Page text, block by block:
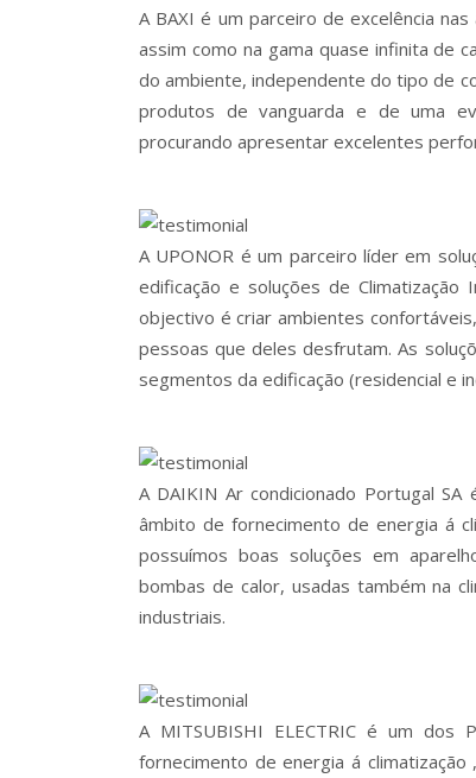
A BAXI é um parceiro de excelência
assim como na gama quase infinita de
do ambiente, independente do tipo de
produtos de vanguarda e de uma
procurando apresentar excelentes
A UPONOR é um parceiro líder em
edificação e soluções de Climatização
objectivo é criar ambientes
pessoas que deles desfrutam. As
segmentos da edificação (residencial e
A DAIKIN Ar condicionado Portugal
âmbito de fornecimento de energia á
possuímos boas soluções em
bombas de calor, usadas também na
industriais.
A MITSUBISHI ELECTRIC é um
fornecimento de energia á